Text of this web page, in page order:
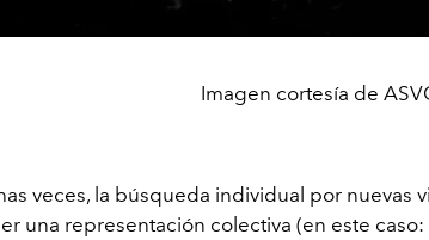
Imagen cortesía de
veces, la búsqueda individual por nuevas
una representación colectiva (en este